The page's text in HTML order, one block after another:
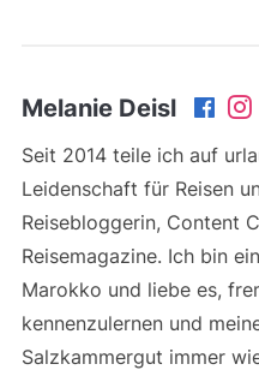
Melanie Deisl
Seit 2014 teile ich auf
Leidenschaft für Reisen
Reisebloggerin, Content
Reisemagazine. Ich bin
Marokko und liebe es,
kennenzulernen und
Salzkammergut immer